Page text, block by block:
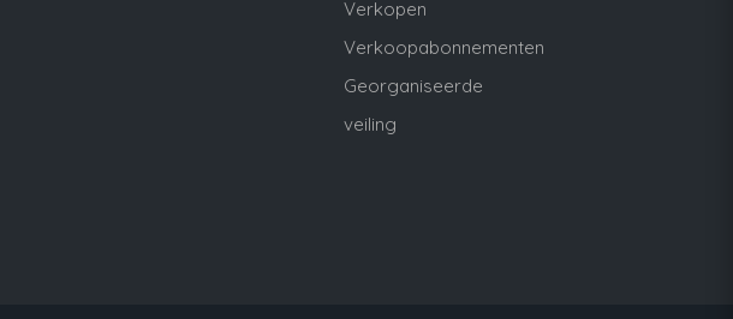
Verkopen
Verkoopabonnementen
Georganiseerde
veiling